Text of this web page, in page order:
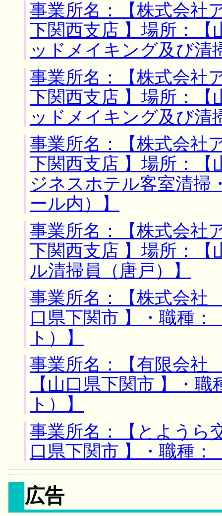
事業所名：【株式会
下関西支店 】場所：【
ッドメイキング及び清
事業所名：【株式会
下関西支店 】場所：【
ッドメイキング及び清
事業所名：【株式会
下関西支店 】場所：【
ジネスホテル客室清掃
ール内）】
事業所名：【株式会
下関西支店 】場所：【
ル清掃員（唐戸）】
事業所名：【株式会社
口県下関市 】・職種
ト）】
事業所名：【有限会
【山口県下関市 】・
ト）】
事業所名：【とよう
口県下関市 】・職種：
広告